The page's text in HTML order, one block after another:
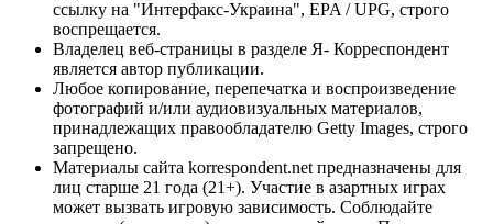
ссылку на "Интерфакс-Украина", EPA / UPG, строго
воспрещается.
Владелец веб-страницы в разделе Я- Корреспондент
является автор публикации.
Любое копирование, перепечатка и воспроизведение
фотографий и/или аудиовизуальных материалов,
принадлежащих правообладателю Getty Images, строго
запрещено.
Материалы сайта korrespondent.net предназначены для
лиц старше 21 года (21+). Участие в азартных играх
может вызвать игровую зависимость. Соблюдайте